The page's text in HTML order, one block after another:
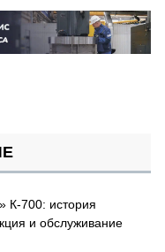
К-700: история
и обслуживание